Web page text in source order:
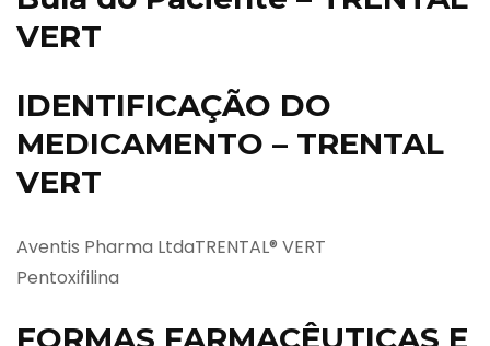
VERT
IDENTIFICAÇÃO DO
MEDICAMENTO – TRENTAL
VERT
Aventis Pharma LtdaTRENTAL® VERT
Pentoxifilina
FORMAS FARMACÊUTICAS E